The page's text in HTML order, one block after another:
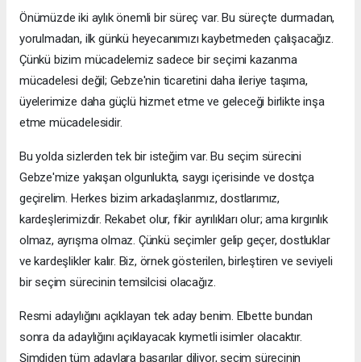
Önümüzde iki aylık önemli bir süreç var. Bu süreçte durmadan,
yorulmadan, ilk günkü heyecanımızı kaybetmeden çalışacağız.
Çünkü bizim mücadelemiz sadece bir seçimi kazanma
mücadelesi değil; Gebze'nin ticaretini daha ileriye taşıma,
üyelerimize daha güçlü hizmet etme ve geleceği birlikte inşa
etme mücadelesidir.
Bu yolda sizlerden tek bir isteğim var. Bu seçim sürecini
Gebze'mize yakışan olgunlukta, saygı içerisinde ve dostça
geçirelim. Herkes bizim arkadaşlarımız, dostlarımız,
kardeşlerimizdir. Rekabet olur, fikir ayrılıkları olur; ama kırgınlık
olmaz, ayrışma olmaz. Çünkü seçimler gelip geçer, dostluklar
ve kardeşlikler kalır. Biz, örnek gösterilen, birleştiren ve seviyeli
bir seçim sürecinin temsilcisi olacağız.
Resmi adaylığını açıklayan tek aday benim. Elbette bundan
sonra da adaylığını açıklayacak kıymetli isimler olacaktır.
Şimdiden tüm adaylara başarılar diliyor, seçim sürecinin